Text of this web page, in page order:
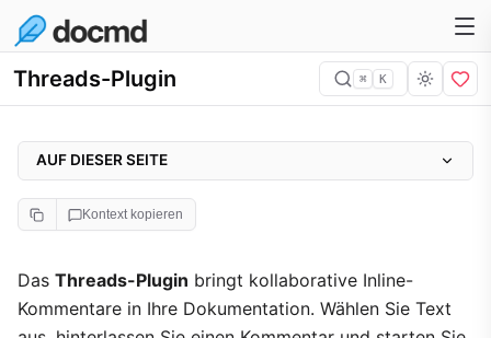
Threads-Plugin ⌘ K
Kontext kopieren
Das Threads-Plugin bringt kollaborative Inline-
Kommentare in Ihre Dokumentation. Wählen Sie Text
AUF DIESER SEITE
Konfiguration
Beispiel
Funktionsweise
Vorschau